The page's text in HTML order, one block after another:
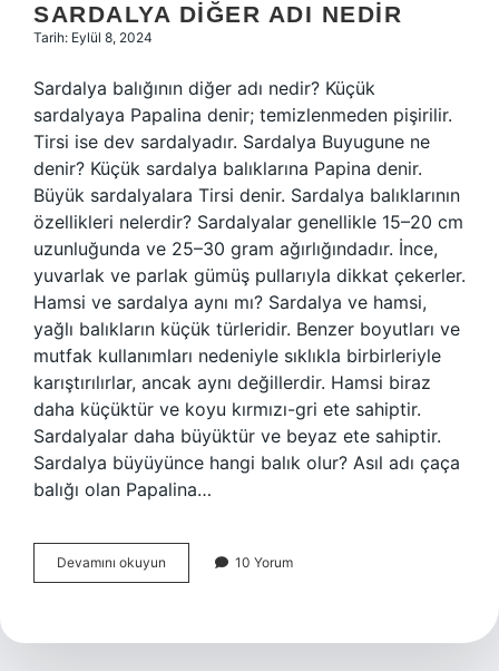
SARDALYA DIĞER ADI NEDIR
Tarih: Eylül 8, 2024
Sardalya balığının diğer adı nedir? Küçük
sardalyaya Papalina denir; temizlenmeden pişirilir.
Tirsi ise dev sardalyadır. Sardalya Buyugune ne
denir? Küçük sardalya balıklarına Papina denir.
Büyük sardalyalara Tirsi denir. Sardalya balıklarının
özellikleri nelerdir? Sardalyalar genellikle 15–20 cm
uzunluğunda ve 25–30 gram ağırlığındadır. İnce,
yuvarlak ve parlak gümüş pullarıyla dikkat çekerler.
Hamsi ve sardalya aynı mı? Sardalya ve hamsi,
yağlı balıkların küçük türleridir. Benzer boyutları ve
mutfak kullanımları nedeniyle sıklıkla birbirleriyle
karıştırılırlar, ancak aynı değillerdir. Hamsi biraz
daha küçüktür ve koyu kırmızı-gri ete sahiptir.
Sardalyalar daha büyüktür ve beyaz ete sahiptir.
Sardalya büyüyünce hangi balık olur? Asıl adı çaça
balığı olan Papalina…
Devamını okuyun Sardalya
Diğer
10 Yorum